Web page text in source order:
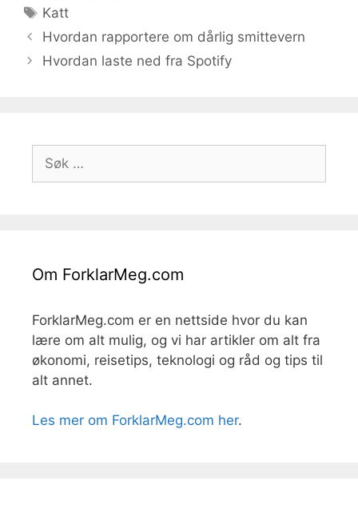
Stikkord
Katt
Hvordan rapportere om dårlig smittevern
Hvordan laste ned fra Spotify
etter:
Om ForklarMeg.com
ForklarMeg.com er en nettside hvor du kan
lære om alt mulig, og vi har artikler om alt fra
økonomi, reisetips, teknologi og råd og tips til
alt annet.
Les mer om ForklarMeg.com her.